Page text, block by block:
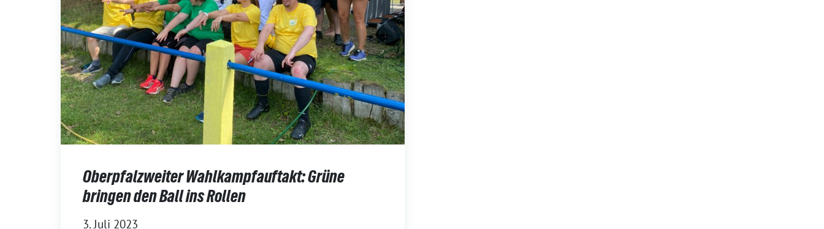
Oberpfalzweiter Wahlkampfauftakt: Grüne
bringen den Ball ins Rollen
3. Juli 2023